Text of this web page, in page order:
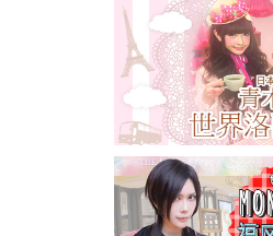
2023.02.28
东筑轩 折尾本社乌冬店